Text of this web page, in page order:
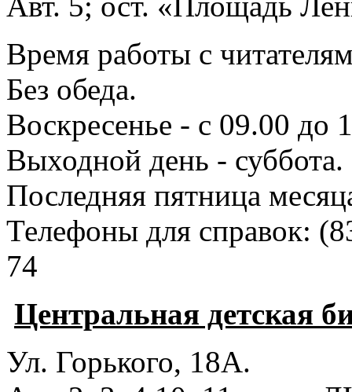
Время работы с
Без обеда.
Воскресенье - с 09.00 до
Выходной день - суббота.
Последняя пятница
Телефоны для справок:
74
Центральная детская
Ул. Горького, 18А.